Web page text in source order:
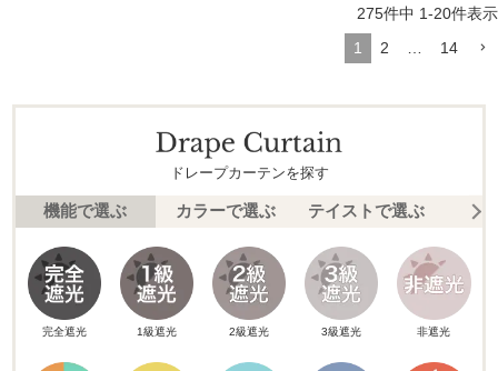
275件中 1-20件表示
1
2 … 14
ドレープカーテンを探す
機能で選ぶ カラーで選ぶ テイストで選ぶ 柄
完全遮光 1級遮光 2級遮光 3級遮光 非遮光